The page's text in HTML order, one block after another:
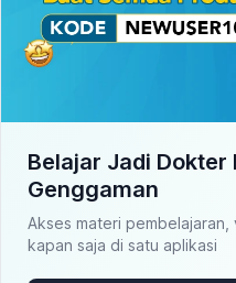
Belajar Jadi Dokter
Genggaman
Akses materi
kapan saja di satu aplikasi